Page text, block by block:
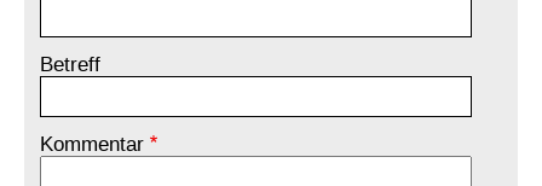
Betreff
Kommentar